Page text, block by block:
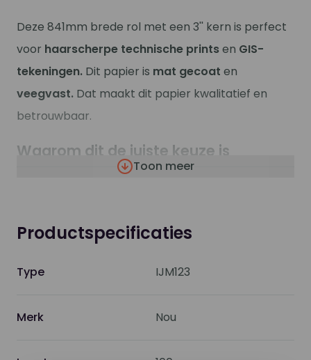
Deze 841mm brede rol met een 3'' kern is perfect
voor haarscherpe technische printsen GIS-
tekeningen. Dit papier is mat gecoat en
veegvast. Dat maakt dit papier kwalitatief en
betrouwbaar.
Waarom dit de juiste keuze is
Uitstekende contrasten:Helder en
netjes, zonder uitgeveegde inkt op je papier.
Geschikt voor vlakvulling:Perfect te
Duurzaam:
Een verantwoorde keuze met een
Toon meer
Productspecificaties
Type IJM123
Merk Nou